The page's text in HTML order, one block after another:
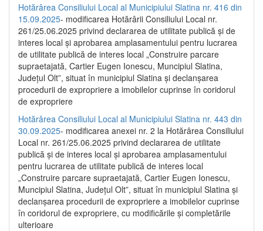
Hotărârea Consiliului Local al Municipiului Slatina nr. 416 din
15.09.2025- modificarea Hotărârii Consiliului Local nr.
261/25.06.2025 privind declararea de utilitate publică și de
interes local și aprobarea amplasamentului pentru lucrarea
de utilitate publică de interes local „Construire parcare
supraetajată, Cartier Eugen Ionescu, Muncipiul Slatina,
Județul Olt”, situat în municipiul Slatina și declanșarea
procedurii de expropriere a imobilelor cuprinse în coridorul
de expropriere
Hotărârea Consiliului Local al Municipiului Slatina nr. 443 din
30.09.2025- modificarea anexei nr. 2 la Hotărârea Consiliului
Local nr. 261/25.06.2025 privind declararea de utilitate
publică şi de interes local şi aprobarea amplasamentului
pentru lucrarea de utilitate publică de interes local
„Construire parcare supraetajată, Cartier Eugen Ionescu,
Muncipiul Slatina, Judeţul Olt”, situat în municipiul Slatina şi
declanşarea procedurii de expropriere a imobilelor cuprinse
în coridorul de expropriere, cu modificările şi completările
ulterioare